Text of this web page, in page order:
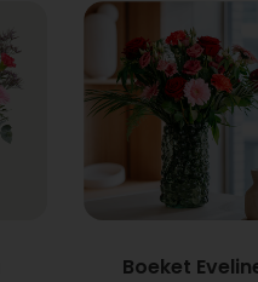
Boeket